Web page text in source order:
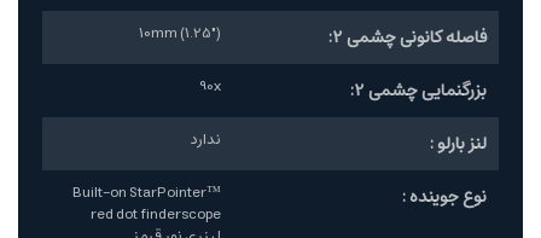
فاصله کانونی چشمی 2: 10mm (1.25")
بزرگنمایی چشمی 2: 90x
لنز بارلو : ندارد
نوع جوینده :
Built-on StarPointer™
red dot finderscope